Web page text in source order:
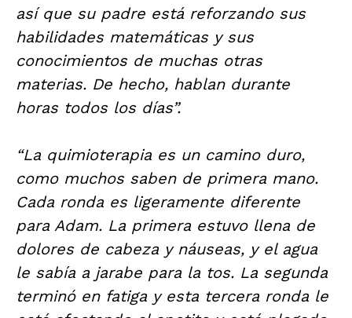
así que su padre está reforzando sus
habilidades matemáticas y sus
conocimientos de muchas otras
materias. De hecho, hablan durante
horas todos los días”.
“La quimioterapia es un camino duro,
como muchos saben de primera mano.
Cada ronda es ligeramente diferente
para Adam. La primera estuvo llena de
dolores de cabeza y náuseas, y el agua
le sabía a jarabe para la tos. La segunda
terminó en fatiga y esta tercera ronda le